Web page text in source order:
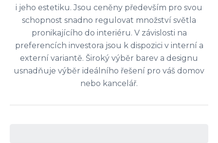
i jeho estetiku. Jsou ceněny především pro svou
schopnost snadno regulovat množství světla
pronikajícího do interiéru. V závislosti na
preferencích investora jsou k dispozici v interní a
externí variantě. Široký výběr barev a designu
usnadňuje výběr ideálního řešení pro váš domov
nebo kancelář.